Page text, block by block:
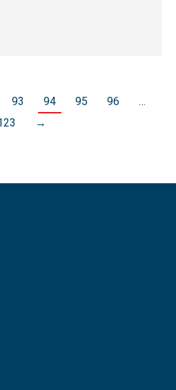
93 94 95 96
…
→